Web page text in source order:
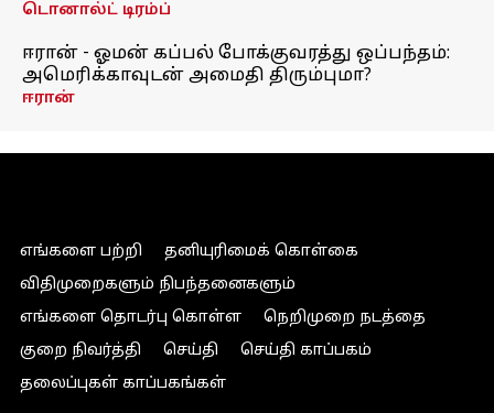
டொனால்ட் டிரம்ப்
ஈரான் - ஓமன் கப்பல் போக்குவரத்து ஒப்பந்தம்:
அமெரிக்காவுடன் அமைதி திரும்புமா?
ஈரான்
எங்களை பற்றி
தனியுரிமைக் கொள்கை
விதிமுறைகளும் நிபந்தனைகளும்
எங்களை தொடர்பு கொள்ள
நெறிமுறை நடத்தை
குறை நிவர்த்தி
செய்தி
செய்தி காப்பகம்
தலைப்புகள் காப்பகங்கள்